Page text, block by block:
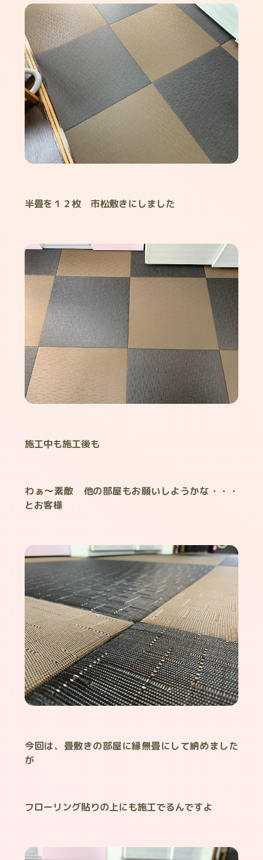
半畳を１２枚 市松敷きにしました
施工中も施工後も
わぁ～素敵 他の部屋もお願いしようかな・・・
とお客様
今回は、畳敷きの部屋に縁無畳にして納めました
が
フローリング貼りの上にも施工でるんですよ